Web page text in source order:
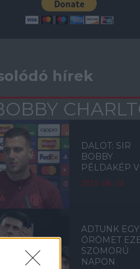
hírek
DALOT: SIR
BOBBY
PÉLDAKÉP
2023. okt. 23.
ADTUNK
ÖRÖMET
SZOMORÚ
NAPON